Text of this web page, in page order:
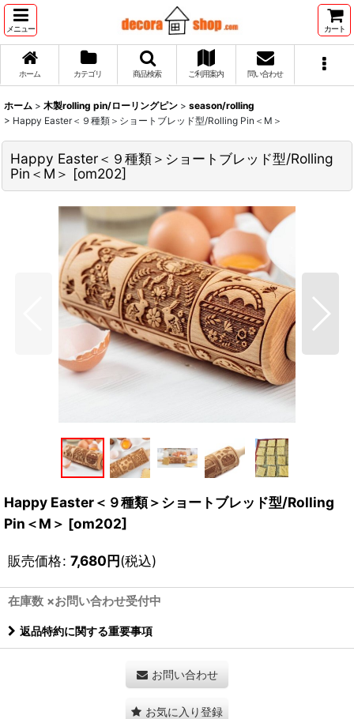
メニュー カート
ホーム カテゴリ 商品検索 ご利用案内 問い合わせ
ホーム > 木製rolling pin/ローリングピン > season/rolling
> Happy Easter＜９種類＞ショートブレッド型/Rolling Pin＜M＞
Happy Easter＜９種類＞ショートブレッド型/Rolling
Pin＜M＞ [om202]
Happy Easter＜９種類＞ショートブレッド型/Rolling
Pin＜M＞ [om202]
販売価格: 7,680円(税込)
在庫数 ×お問い合わせ受付中
返品特約に関する重要事項
お問い合わせ
お気に入り登録